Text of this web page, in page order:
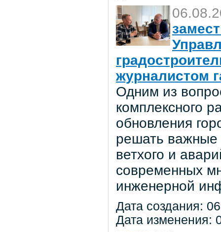
журналистом
Одним из
комплексного
обновления
решать важные
ветхого и
современных
инженерной
Дата создания:
Дата изменения: